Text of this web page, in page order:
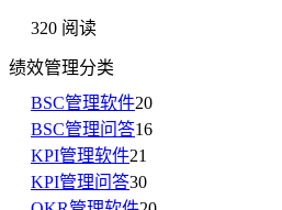
320 阅读
绩效管理分类
BSC管理软件20
BSC管理问答16
KPI管理软件21
KPI管理问答30